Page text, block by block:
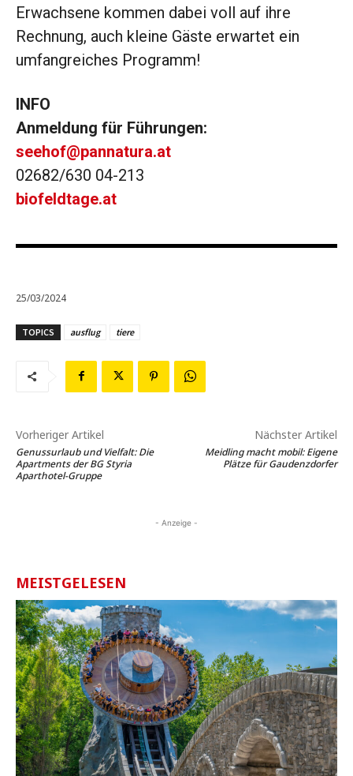
Erwachsene kommen dabei voll auf ihre
Rechnung, auch kleine Gäste erwartet ein
umfangreiches Programm!
INFO
Anmeldung für Führungen:
seehof@pannatura.at
02682/630 04-213
biofeldtage.at
25/03/2024
TOPICS ausflug tiere
Vorheriger Artikel
Genussurlaub und Vielfalt: Die
Apartments der BG Styria
Aparthotel-Gruppe
Nächster Artikel
Meidling macht mobil: Eigene
Plätze für Gaudenzdorfer
- Anzeige -
MEISTGELESEN